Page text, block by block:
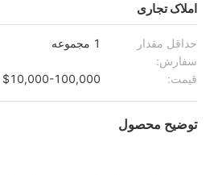
املاک تجاری
حداقل مقدار
سفارش:
1 مجموعه
قیمت: $10,000-100,000 / set
توضیح محصول